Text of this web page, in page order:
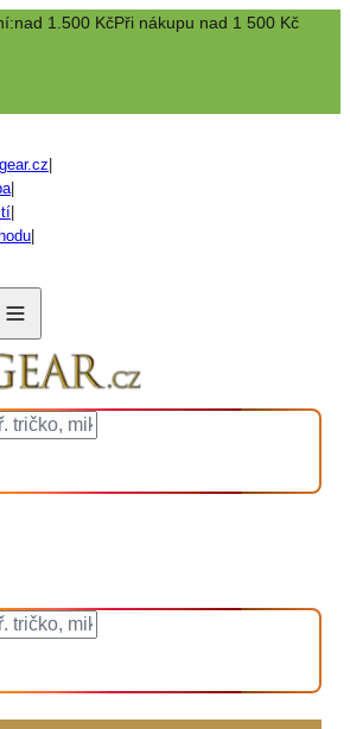
nad 1.500 KčPři nákupu nad 1 500 Kč
|